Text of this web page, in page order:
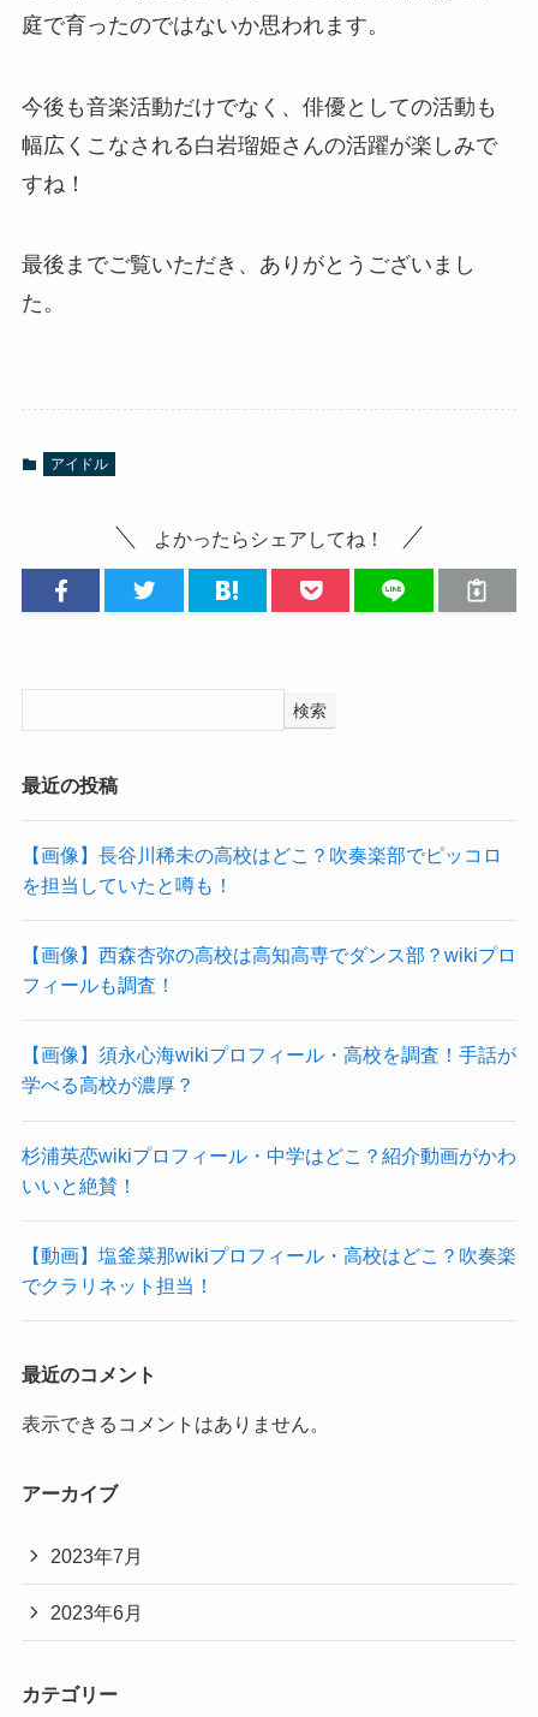
庭で育ったのではないか思われます。
今後も音楽活動だけでなく、俳優としての活動も
幅広くこなされる白岩瑠姫さんの活躍が楽しみで
すね！
最後までご覧いただき、ありがとうございまし
た。
アイドル
よかったらシェアしてね！
検索
最近の投稿
【画像】長谷川稀未の高校はどこ？吹奏楽部でピッコロ
を担当していたと噂も！
【画像】西森杏弥の高校は高知高専でダンス部？wikiプロ
フィールも調査！
【画像】須永心海wikiプロフィール・高校を調査！手話が
学べる高校が濃厚？
杉浦英恋wikiプロフィール・中学はどこ？紹介動画がかわ
いいと絶賛！
【動画】塩釜菜那wikiプロフィール・高校はどこ？吹奏楽
でクラリネット担当！
最近のコメント
表示できるコメントはありません。
アーカイブ
2023年7月
2023年6月
カテゴリー